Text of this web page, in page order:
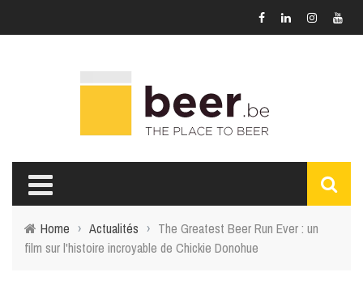
Home › Actualités › The Greatest Beer Run Ever : un
film sur l'histoire incroyable de Chickie Donohue